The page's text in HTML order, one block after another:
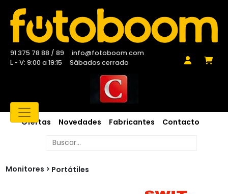
91 375 78 88 / 89
info@fotoboom.com
L - V: 9:00 a 19:15
Sábados cerrado
Ofertas Novedades Fabricantes Contacto
Monitores Portátiles